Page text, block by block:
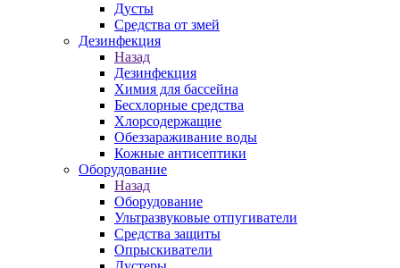
Дусты
Средства от змей
Дезинфекция
Назад
Дезинфекция
Химия для бассейна
Бесхлорные средства
Хлорсодержащие
Обеззараживание воды
Кожные антисептики
Оборудование
Назад
Оборудование
Ультразвуковые отпугиватели
Средства защиты
Опрыскиватели